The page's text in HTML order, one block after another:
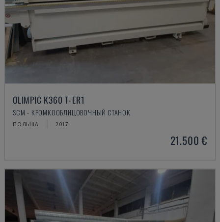
OLIMPIC K360 T-ER1
SCM - КРОМКООБЛИЦОВОЧНЫЙ СТАНОК
ПОЛЬЩА 2017
21.500 €